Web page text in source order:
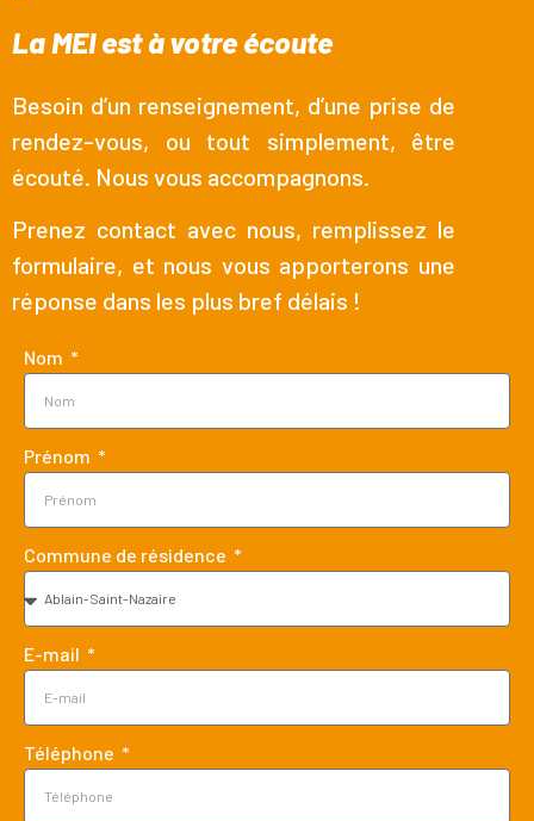
La MEI est à votre écoute
Besoin d’un renseignement, d’une prise de
rendez-vous, ou tout simplement, être
écouté. Nous vous accompagnons.
Prenez contact avec nous, remplissez le
formulaire, et nous vous apporterons une
réponse dans les plus bref délais !
Nom
Prénom
Commune de résidence
E-mail
Téléphone